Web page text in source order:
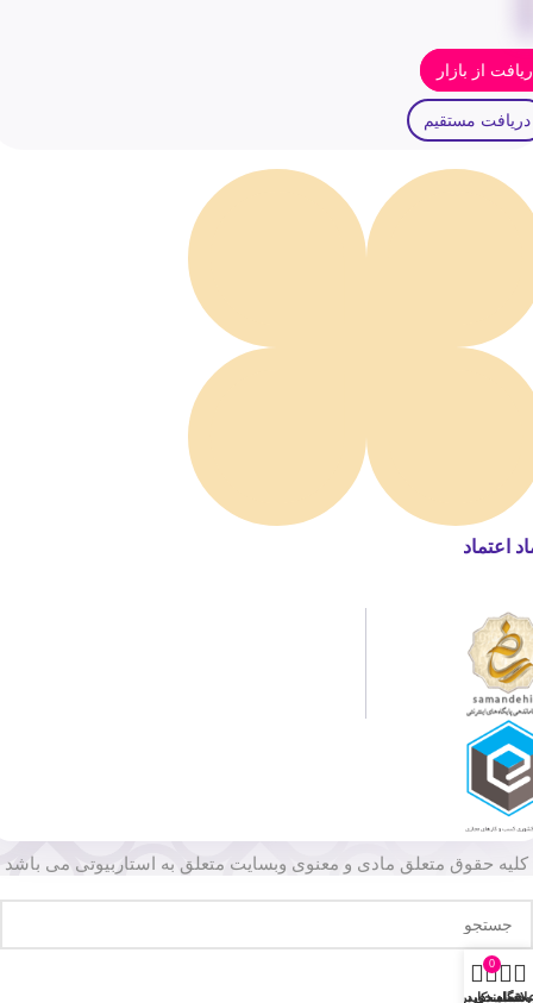
از بازار
دریافت مستقیم
اعتماد
کلیه حقوق متعلق مادی و معنوی وبسایت متعلق به استاربیوتی می باشد
مندی
0
سبد خرید
حساب کاربری من